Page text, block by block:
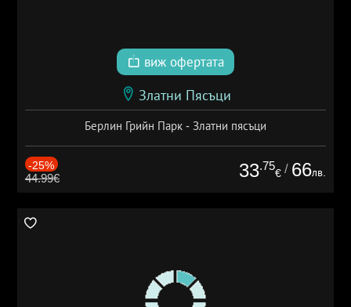
виж офертата
Златни Пясъци
Берлин Грийн Парк - Златни пясъци
-25%
44.99€ 33.75
€ / 66лв.